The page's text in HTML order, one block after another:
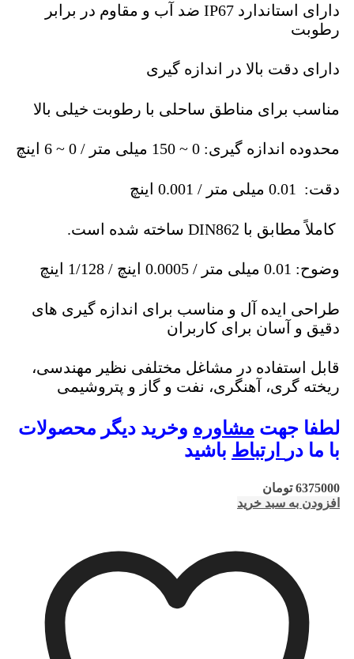
دارای استاندارد IP67 ضد آب و مقاوم در برابر
رطوبت
دارای دقت بالا در اندازه گیری
مناسب برای مناطق ساحلی با رطوبت خیلی بالا
محدوده اندازه گیری: 0 ~ 150 میلی متر / 0 ~ 6 اینچ
دقت: 0.01 میلی متر / 0.001 اینچ
کاملاً مطابق با DIN862 ساخته شده است.
وضوح: 0.01 میلی متر / 0.0005 اینچ / 1/128 اینچ
طراحی ایده آل و مناسب برای اندازه گیری های
دقیق و آسان برای کاربران
قابل استفاده در مشاغل مختلفی نظیر مهندسی،
ریخته گری، آهنگری، نفت و گاز و پتروشیمی
لطفا جهت مشاوره وخرید دیگر محصولات
با ما در
ارتباط باشید
6375000 تومان
افزودن به سبد خرید